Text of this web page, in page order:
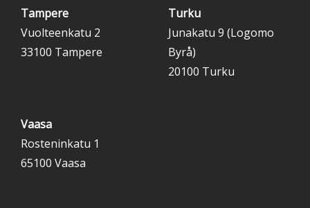
Tampere
Vuolteenkatu 2
33100 Tampere
Turku
Junakatu 9 (Logomo
Byrå)
20100 Turku
Vaasa
Rosteninkatu 1
65100 Vaasa